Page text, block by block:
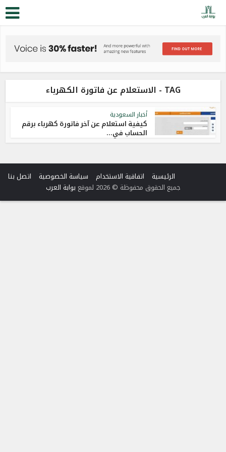
TAG - الاستعلام عن فاتورة الكهرباء
أخبار السعودية
كيفية استعلام عن آخر فاتورة كهرباء برقم
الحساب في...
الرئيسية اتفاقية الاستخدام سياسة الخصوصية
اتصل بنا
جميع الحقوق محفوظة © 2026 لموقع
بوابة العرب